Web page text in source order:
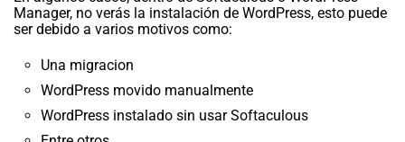
Manager, no verás la instalación de WordPress, esto puede
ser debido a varios motivos como:
Una migracion
WordPress movido manualmente
WordPress instalado sin usar Softaculous